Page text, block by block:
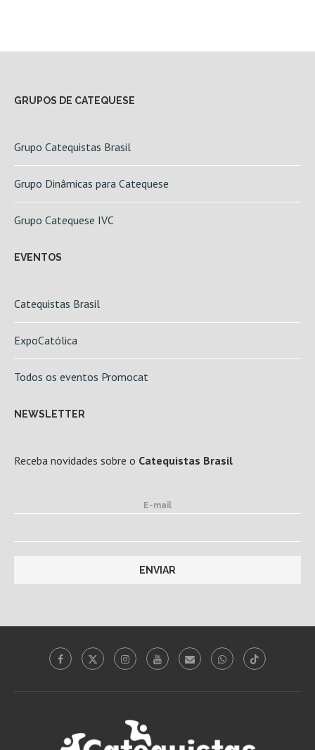
GRUPOS DE CATEQUESE
Grupo Catequistas Brasil
Grupo Dinâmicas para Catequese
Grupo Catequese IVC
EVENTOS
Catequistas Brasil
ExpoCatólica
Todos os eventos Promocat
NEWSLETTER
Receba novidades sobre o Catequistas Brasil
E-mail